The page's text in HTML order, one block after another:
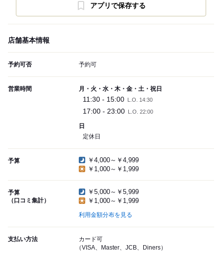
アプリで保存する
店舗基本情報
予約可否 予約可
営業時間 月・火・水・木・金・土・祝日
11:30 - 15:00 L.O. 14:30
17:00 - 23:00 L.O. 22:00
日
定休日
予算
￥4,000～￥4,999
￥1,000～￥1,999
予算
（口コミ集計）
￥5,000～￥5,999
￥1,000～￥1,999
利用金額分布を見る
支払い方法
カード可
（VISA、Master、JCB、Diners）